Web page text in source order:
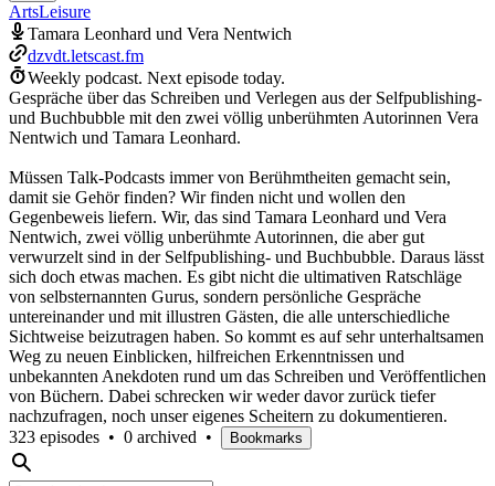
ArtsLeisure
Tamara Leonhard und Vera Nentwich
dzvdt.letscast.fm
Weekly podcast. Next episode today.
Gespräche über das Schreiben und Verlegen aus der Selfpublishing-
und Buchbubble mit den zwei völlig unberühmten Autorinnen Vera
Nentwich und Tamara Leonhard.
Müssen Talk-Podcasts immer von Berühmtheiten gemacht sein,
damit sie Gehör finden? Wir finden nicht und wollen den
Gegenbeweis liefern. Wir, das sind Tamara Leonhard und Vera
Nentwich, zwei völlig unberühmte Autorinnen, die aber gut
verwurzelt sind in der Selfpublishing- und Buchbubble. Daraus lässt
sich doch etwas machen. Es gibt nicht die ultimativen Ratschläge
von selbsternannten Gurus, sondern persönliche Gespräche
untereinander und mit illustren Gästen, die alle unterschiedliche
Sichtweise beizutragen haben. So kommt es auf sehr unterhaltsamen
Weg zu neuen Einblicken, hilfreichen Erkenntnissen und
unbekannten Anekdoten rund um das Schreiben und Veröffentlichen
von Büchern. Dabei schrecken wir weder davor zurück tiefer
nachzufragen, noch unser eigenes Scheitern zu dokumentieren.
323 episodes • 0 archived • Bookmarks